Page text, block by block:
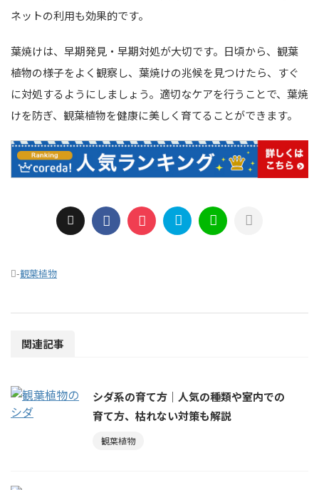
ネットの利用も効果的です。
葉焼けは、早期発見・早期対処が大切です。日頃から、観葉
植物の様子をよく観察し、葉焼けの兆候を見つけたら、すぐ
に対処するようにしましょう。適切なケアを行うことで、葉焼
けを防ぎ、観葉植物を健康に美しく育てることができます。
-観葉植物
関連記事
シダ系の育て方｜人気の種類や室内での
育て方、枯れない対策も解説
観葉植物